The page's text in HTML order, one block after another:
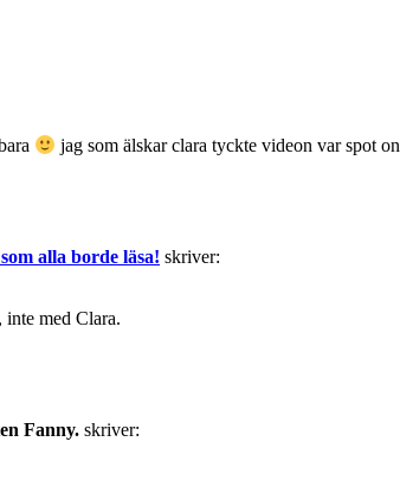
jag som älskar clara tyckte videon var spot on
alla borde läsa! skriver:
med Clara.
Fanny. skriver: